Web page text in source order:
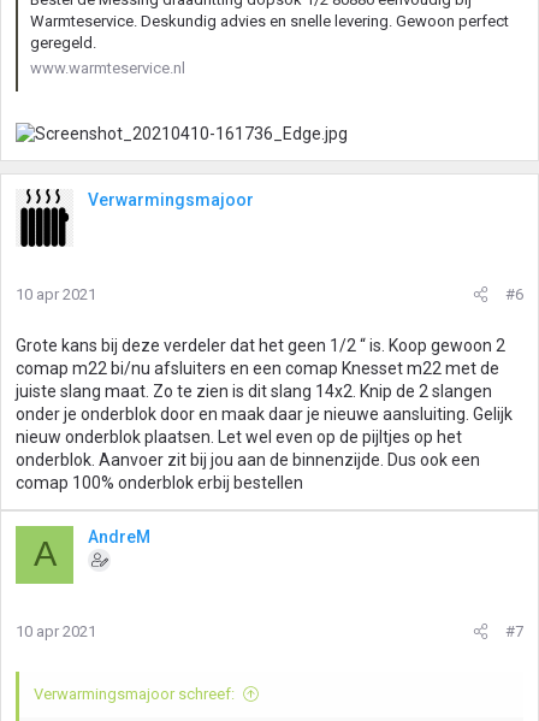
Warmteservice. Deskundig advies en snelle levering. Gewoon perfect
geregeld.
www.warmteservice.nl
Verwarmingsmajoor
10 apr 2021 #6
Grote kans bij deze verdeler dat het geen 1/2 “ is. Koop gewoon 2
comap m22 bi/nu afsluiters en een comap Knesset m22 met de
juiste slang maat. Zo te zien is dit slang 14x2. Knip de 2 slangen
onder je onderblok door en maak daar je nieuwe aansluiting. Gelijk
nieuw onderblok plaatsen. Let wel even op de pijltjes op het
onderblok. Aanvoer zit bij jou aan de binnenzijde. Dus ook een
comap 100% onderblok erbij bestellen
A AndreM
10 apr 2021 #7
Verwarmingsmajoor schreef: